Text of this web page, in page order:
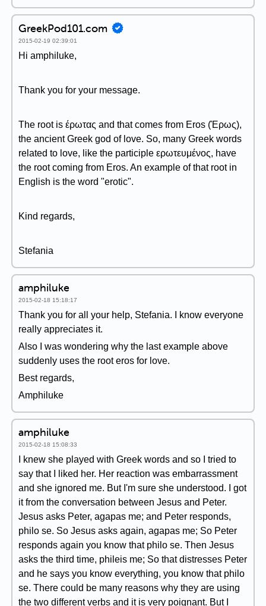
GreekPod101.com
2015-02-19 02:39:01
Hi amphiluke,
Thank you for your message.
The root is έρωτας and that comes from Eros (Έρως),
the ancient Greek god of love. So, many Greek words
related to love, like the participle ερωτευμένος, have
the root coming from Eros. An example of that root in
English is the word "erotic".
Kind regards,
Stefania
amphiluke
2015-02-18 15:18:17
Thank you for all your help, Stefania. I know everyone
really appreciates it.
Also I was wondering why the last example above
suddenly uses the root eros for love.
Best regards,
Amphiluke
amphiluke
2015-02-18 15:08:33
I knew she played with Greek words and so I tried to
say that I liked her. Her reaction was embarrassment
and she ignored me. But I'm sure she understood. I got
it from the conversation between Jesus and Peter.
Jesus asks Peter, agapas me; and Peter responds,
philo se. So Jesus asks again, agapas me; So Peter
responds again you know that philo se. Then Jesus
asks the third time, phileis me; So that distresses Peter
and he says you know everything, you know that philo
se. There could be many reasons why they are using
the two different verbs and it is very poignant. But I